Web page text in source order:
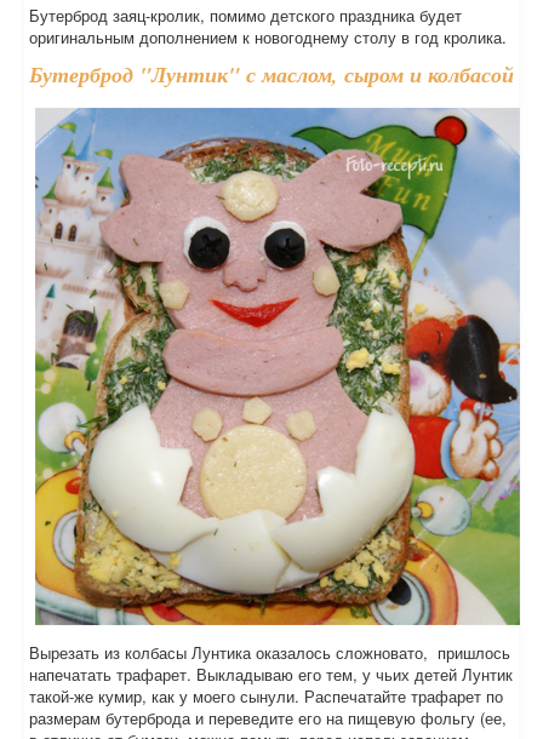
Бутерброд заяц-кролик, помимо детского праздника будет
оригинальным дополнением к новогоднему столу в год кролика.
Бутерброд "Лунтик" с маслом, сыром и колбасой
Вырезать из колбасы Лунтика оказалось сложновато, пришлось
напечатать трафарет. Выкладываю его тем, у чьих детей Лунтик
такой-же кумир, как у моего сынули. Распечатайте трафарет по
размерам бутерброда и переведите его на пищевую фольгу (ее,